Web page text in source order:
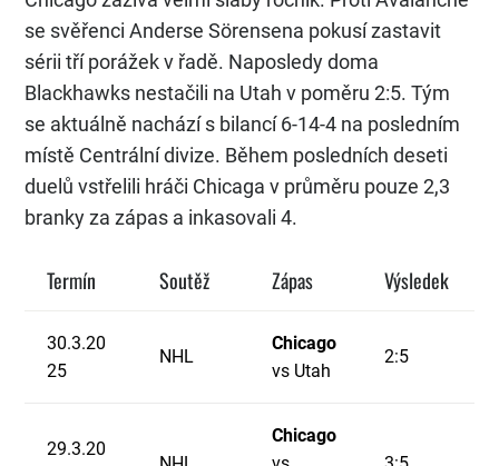
se svěřenci Anderse Sörensena pokusí zastavit
sérii tří porážek v řadě. Naposledy doma
Blackhawks nestačili na Utah v poměru 2:5. Tým
se aktuálně nachází s bilancí 6-14-4 na posledním
místě Centrální divize. Během posledních deseti
duelů vstřelili hráči Chicaga v průměru pouze 2,3
branky za zápas a inkasovali 4.
Termín Soutěž Zápas Výsledek
30.3.20
25
NHL
Chicago
vs Utah
2:5
29.3.20
Chicago